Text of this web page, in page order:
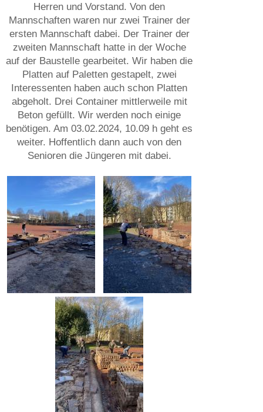
Herren und Vorstand. Von den
Mannschaften waren nur zwei Trainer der
ersten Mannschaft dabei. Der Trainer der
zweiten Mannschaft hatte in der Woche
auf der Baustelle gearbeitet. Wir haben die
Platten auf Paletten gestapelt, zwei
Interessenten haben auch schon Platten
abgeholt. Drei Container mittlerweile mit
Beton gefüllt. Wir werden noch einige
benötigen. Am 03.02.2024, 10.09 h geht es
weiter. Hoffentlich dann auch von den
Senioren die Jüngeren mit dabei.